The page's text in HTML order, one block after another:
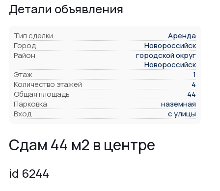
Детали объявления
Тип сделки
Аренда
Город
Новороссийск
Район
городской округ
Новороссийск
Этаж
1
Количество этажей
4
Общая площадь
44
Парковка
наземная
Вход
с улицы
Сдам 44 м2 в центре
id 6244